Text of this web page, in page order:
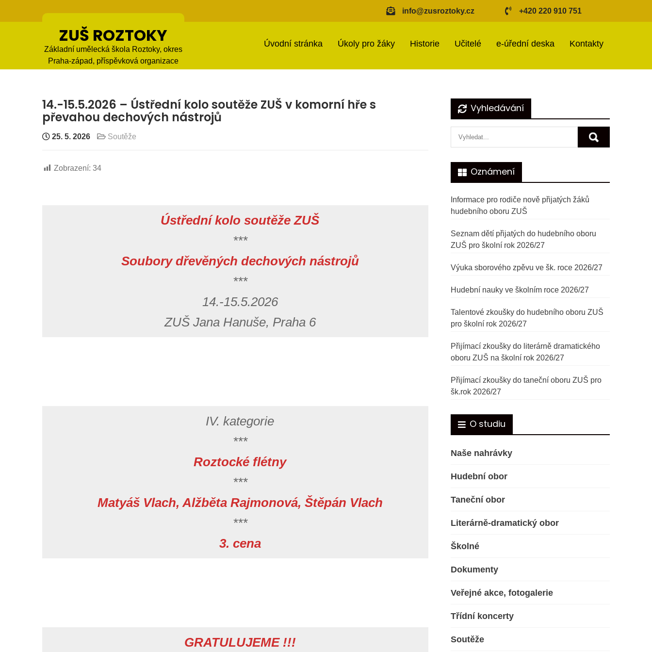
info@zusroztoky.cz +420 220 910 751
ZUŠ ROZTOKY
Základní umělecká škola Roztoky, okres
Praha-západ, příspěvková organizace
Úvodní stránka Úkoly pro žáky Historie Učitelé e-úřední deska Kontakty
14.-15.5.2026 – Ústřední kolo soutěže ZUŠ v komorní hře s
převahou dechových nástrojů
25. 5. 2026 Soutěže
Zobrazení: 34
Ústřední kolo soutěže ZUŠ
***
Soubory dřevěných dechových nástrojů
***
14.-15.5.2026
ZUŠ Jana Hanuše, Praha 6
IV. kategorie
***
Roztocké flétny
***
Matyáš Vlach, Alžběta Rajmonová, Štěpán Vlach
***
3. cena
GRATULUJEME !!!
Vyhledávání
Oznámení
Informace pro rodiče nově přijatých žáků
hudebního oboru ZUŠ
Seznam dětí přijatých do hudebního oboru
ZUŠ pro školní rok 2026/27
Výuka sborového zpěvu ve šk. roce 2026/27
Hudební nauky ve školním roce 2026/27
Talentové zkoušky do hudebního oboru ZUŠ
pro školní rok 2026/27
Přijímací zkoušky do literárně dramatického
oboru ZUŠ na školní rok 2026/27
Přijímací zkoušky do taneční oboru ZUŠ pro
šk.rok 2026/27
O studiu
Naše nahrávky
Hudební obor
Taneční obor
Literárně-dramatický obor
Školné
Dokumenty
Veřejné akce, fotogalerie
Třídní koncerty
Soutěže